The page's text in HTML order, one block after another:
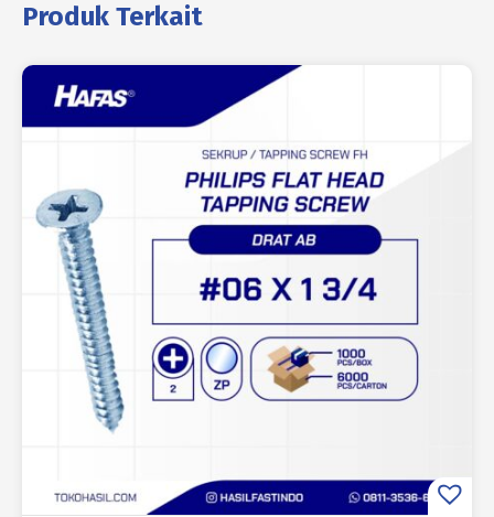
Produk Terkait